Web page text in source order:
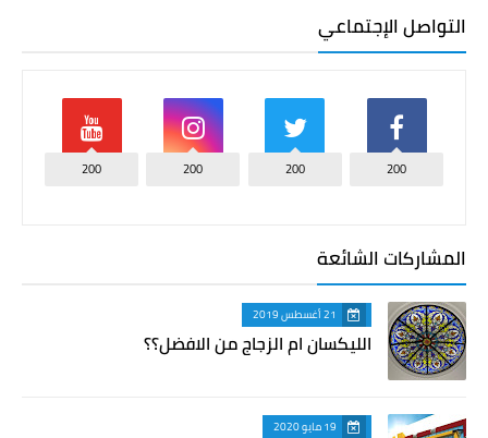
التواصل الإجتماعي
200
200
200
200
المشاركات الشائعة
21 أغسطس 2019
الليكسان ام الزجاج من الافضل؟؟
19 مايو 2020